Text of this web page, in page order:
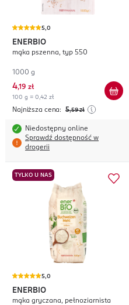
5,0
ENERBIO
mąka pszenna, typ 550
1000 g
4,19 zł
100 g = 0,42 zł
Najniższa cena: 5,59 zł
Niedostępny online
Sprawdź dostępność w
drogerii
TYLKO U NAS
5,0
ENERBIO
mąka gryczana, pełnoziarnista